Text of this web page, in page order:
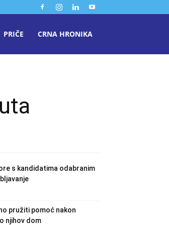
PRIČE CRNA HRONIKA
s kandidatima odabranim
pružiti pomoć nakon
njihov dom